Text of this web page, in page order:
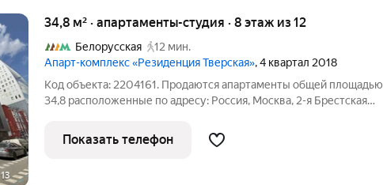
13
34,8 м² · апартаменты-студия · 8 этаж из 12
Белорусская
12 мин.
Апарт-комплекс «Резиденция Тверская», 4 квартал 2018
Код объекта: 2204161. Продаются апартаменты общей площадью
34,8 расположенные по адресу: Россия, Москва, 2-я Брестская
шикарными видовыми характеристиками, расположен в
историческом,
Показать телефон